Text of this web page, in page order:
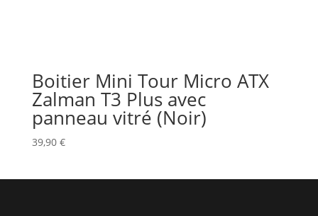
Boitier Mini Tour Micro ATX
Zalman T3 Plus avec
panneau vitré (Noir)
39,90 €